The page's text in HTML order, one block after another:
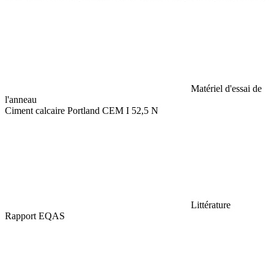
Matériel d'essai de
l'anneau
Ciment calcaire Portland CEM I 52,5 N
Littérature
Rapport EQAS